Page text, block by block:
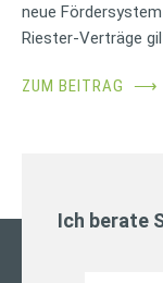
neue
Riester-Verträge
ZUM BEITRAG ⟶
Ich berate